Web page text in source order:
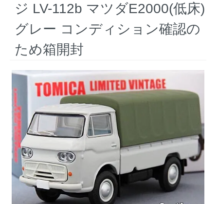
ジ LV-112b マツダE2000(低床)
グレー コンディション確認の
ため箱開封